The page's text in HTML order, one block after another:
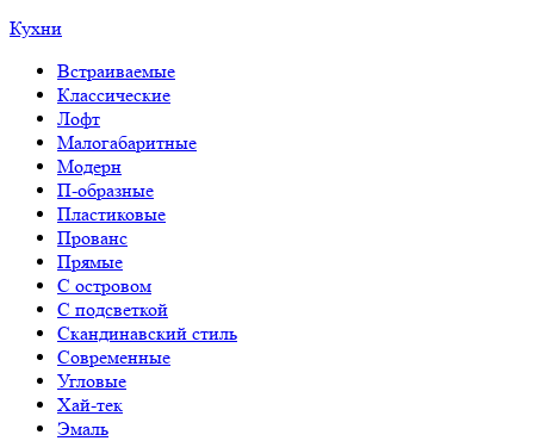
Кухни
Встраиваемые
Классические
Лофт
Малогабаритные
Модерн
П-образные
Пластиковые
Прованс
Прямые
С островом
С подсветкой
Скандинавский стиль
Современные
Угловые
Хай-тек
Эмаль